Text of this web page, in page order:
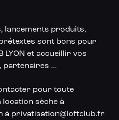
lancements produits,
sont bons pour
LYON et accueillir vos
partenaires …
pour toute
location sèche à
à privatisation@loftclub.fr